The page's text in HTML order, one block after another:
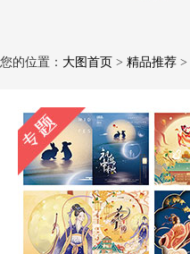
您的位置： 大图首页 > 精品推荐 >